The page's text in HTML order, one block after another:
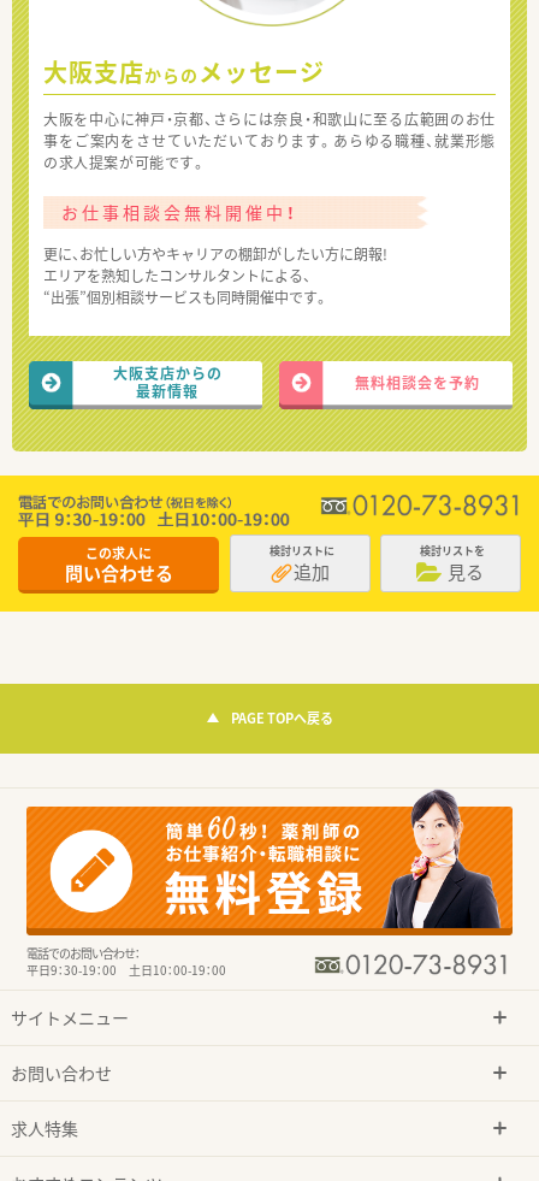
大阪支店からの メッセージ
大阪を中心に神戸・京都、さらには奈良・和歌山に至る広範囲のお仕
事をご案内をさせていただいております。あらゆる職種、就業形態
の求人提案が可能です。
お仕事相談会無料開催中！
更に、お忙しい方やキャリアの棚卸がしたい方に朗報!
エリアを熟知したコンサルタントによる、
“出張”個別相談サービスも同時開催中です。
大阪支店からの
最新情報
無料相談会を予約
この求人に
問い合わせる
検討リストに
追加
検討リストを
見る
PAGE TOPへ戻る
電話でのお問い合わせ：
平日9：30-19：00 土日10：00-19：00
サイトメニュー
お問い合わせ
求人特集